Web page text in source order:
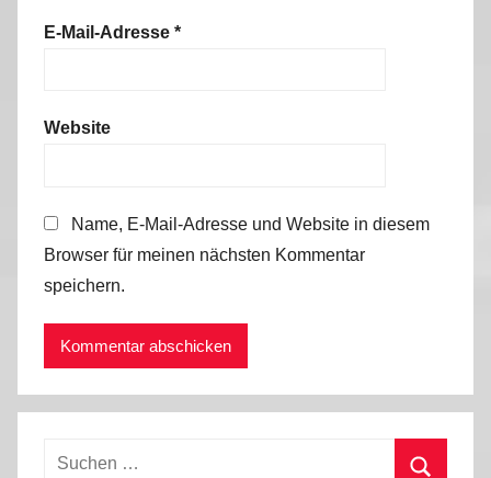
E-Mail-Adresse *
Website
Name, E-Mail-Adresse und Website in diesem
Browser für meinen nächsten Kommentar
speichern.
Suchen